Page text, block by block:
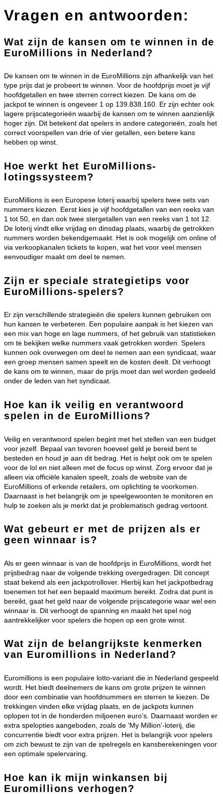
Vragen en antwoorden:
Wat zijn de kansen om te winnen in de
EuroMillions in Nederland?
De kansen om te winnen in de EuroMillions zijn afhankelijk van het
type prijs dat je probeert te winnen. Voor de hoofdprijs moet je vijf
hoofdgetallen en twee sterren correct kiezen. De kans om de
jackpot te winnen is ongeveer 1 op 139.838.160. Er zijn echter ook
lagere prijscategorieën waarbij de kansen om te winnen aanzienlijk
hoger zijn. Dit betekent dat spelers in andere categorieën, zoals het
correct voorspellen van drie of vier getallen, een betere kans
hebben op winst.
Hoe werkt het EuroMillions-
lotingssysteem?
EuroMillions is een Europese loterij waarbij spelers twee sets van
nummers kiezen. Eerst kies je vijf hoofdgetallen van een reeks van
1 tot 50, en dan ook twee stergetallen van een reeks van 1 tot 12.
De loterij vindt elke vrijdag en dinsdag plaats, waarbij de getrokken
nummers worden bekendgemaakt. Het is ook mogelijk om online of
via verkoopkanalen tickets te kopen, wat het voor veel mensen
eenvoudiger maakt om deel te nemen.
Zijn er speciale strategietips voor
EuroMillions-spelers?
Er zijn verschillende strategieën die spelers kunnen gebruiken om
hun kansen te verbeteren. Een populaire aanpak is het kiezen van
een mix van hoge en lage nummers, of het gebruik van statistieken
om te bekijken welke nummers vaak getrokken worden. Spelers
kunnen ook overwegen om deel te nemen aan een syndicaat, waar
een groep mensen samen speelt en de kosten deelt. Dit verhoogt
de kans om te winnen, maar de prijs moet dan wel worden gedeeld
onder de leden van het syndicaat.
Hoe kan ik veilig en verantwoord
spelen in de EuroMillions?
Veilig en verantwoord spelen begint met het stellen van een budget
voor jezelf. Bepaal van tevoren hoeveel geld je bereid bent te
besteden en houd je aan dit bedrag. Het is helpt ook om te spelen
voor de lol en niet alleen met de focus op winst. Zorg ervoor dat je
alleen via officiële kanalen speelt, zoals de website van de
EuroMillions of erkende retailers, om oplichting te voorkomen.
Daarnaast is het belangrijk om je speelgewoonten te monitoren en
hulp te zoeken als je merkt dat je problematisch gedrag vertoont.
Wat gebeurt er met de prijzen als er
geen winnaar is?
Als er geen winnaar is van de hoofdprijs in EuroMillions, wordt het
prijsbedrag naar de volgende trekking overgedragen. Dit concept
staat bekend als een jackpotrollover. Hierbij kan het jackpotbedrag
toenemen tot het een bepaald maximum bereikt. Zodra dat punt is
bereikt, gaat het geld naar de volgende prijscategorie waar wel een
winnaar is. Dit verhoogt de spanning en maakt het spel nog
aantrekkelijker voor spelers die hopen op een grote winst.
Wat zijn de belangrijkste kenmerken
van Euromillions in Nederland?
Euromillions is een populaire lotto-variant die in Nederland gespeeld
wordt. Het biedt deelnemers de kans om grote prijzen te winnen
door een combinatie van hoofdnummers en sterren te kiezen. De
trekkingen vinden elke vrijdag plaats, en de jackpots kunnen
oplopen tot in de honderden miljoenen euro’s. Daarnaast worden er
extra spelopties aangeboden, zoals de ‘My Million’-loterij, die
concurrentie biedt voor extra prijzen. Het is belangrijk voor spelers
om zich bewust te zijn van de spelregels en kansberekeningen voor
een optimale spelervaring.
Hoe kan ik mijn winkansen bij
Euromillions verhogen?